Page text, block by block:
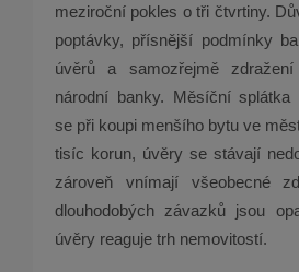
meziroční pokles o tři čtvrtiny.
poptávky, přísnější podmínky
úvěrů a samozřejmě
národní banky. Měsíční splátka
se při koupi menšího bytu ve
tisíc korun, úvěry se stávají
zároveň vnímají všeobecné
dlouhodobých závazků jsou
úvěry reaguje trh nemovitostí.